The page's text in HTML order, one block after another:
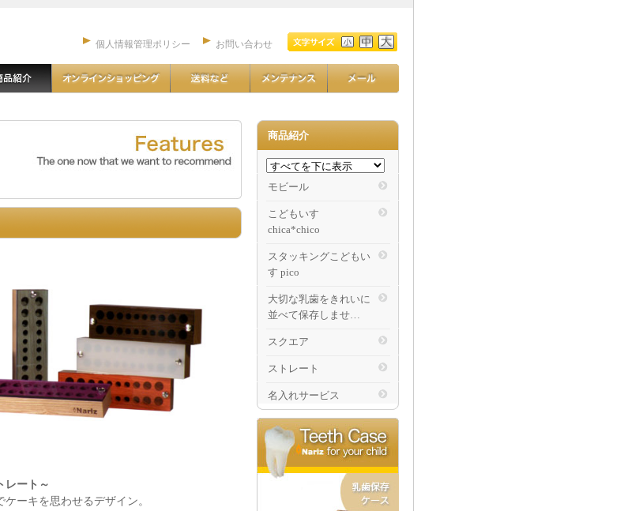
個人情報管理ポリシー お問い合わせ
レート～
ーキを思わせるデザイン。
商品紹介
モビール
こどもいす
chica*chico
スタッキングこどもい
す pico
大切な乳歯をきれいに
並べて保存しませ…
スクエア
ストレート
名入れサービス